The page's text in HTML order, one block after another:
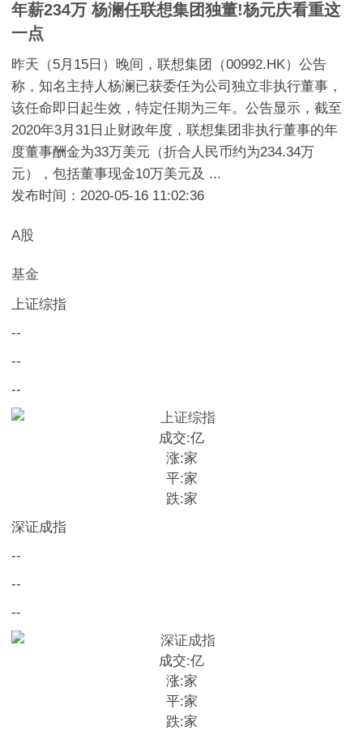
年薪234万 杨澜任联想集团独董!杨元庆看重这
一点
昨天（5月15日）晚间，联想集团（00992.HK）公告
称，知名主持人杨澜已获委任为公司独立非执行董事，
该任命即日起生效，特定任期为三年。公告显示，截至
2020年3月31日止财政年度，联想集团非执行董事的年
度董事酬金为33万美元（折合人民币约为234.34万
元），包括董事现金10万美元及 ...
发布时间：2020-05-16 11:02:36
A股
基金
上证综指
--
--
--
成交:亿
涨:家
平:家
跌:家
深证成指
--
--
--
成交:亿
涨:家
平:家
跌:家